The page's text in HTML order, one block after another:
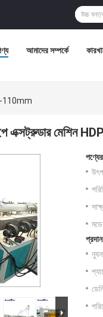
আমাদের সম্পর্কে
110mm
মেশিন